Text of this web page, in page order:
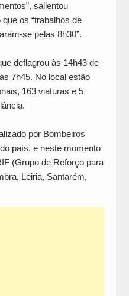
salientou
os “trabalhos de
se pelas 8h30”.
deflagrou às 14h43 de
7h45. No local estão
163 viaturas e 5
por Bombeiros
país, e neste momento
(Grupo de Reforço para
Leiria, Santarém,